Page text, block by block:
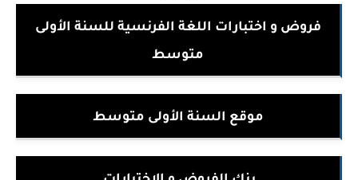
فروض و اختبارات اللغة الفرنسية للسنة الأولى
متوسط
موقع السنة الأولى متوسط